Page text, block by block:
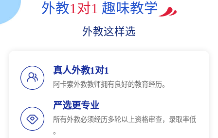
外教1对1 趣味教学
外教这样选
真人外教1对1
阿卡索外教教师拥有良好的教育经历。
严选更专业
所有外教必须经历多轮以上资格审查，录取率低
。